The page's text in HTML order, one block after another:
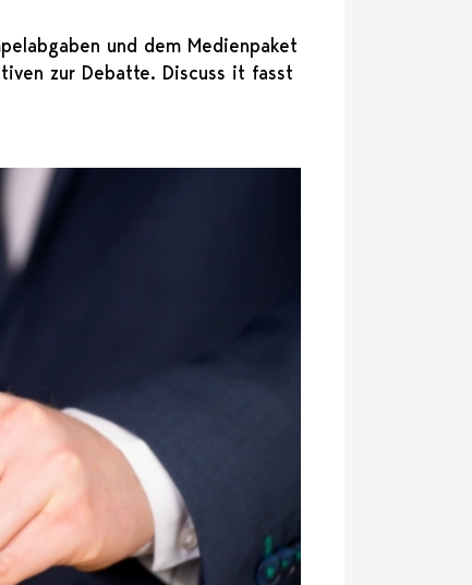
und dem Medienpaket
zur Debatte. Discuss it fasst